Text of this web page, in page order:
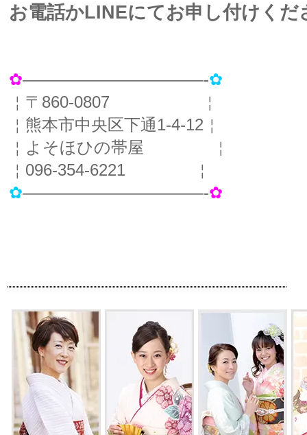
お電話かLINEにてお申し付けくだ
✿———————————-✿
￤〒860-0807 ￤
￤熊本市中央区下通1-4-12￤
￤よそほひの帯屋 ￤
￤096-354-6221 ￤
✿———————————-✿